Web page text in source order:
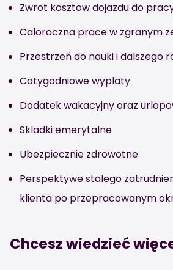
Zwrot kosztow dojazdu do
Caloroczna prace w zgranym
Przestrzeń do nauki i dalszego
Cotygodniowe wyplaty
Dodatek wakacyjny oraz
Skladki emerytalne
Ubezpiecznie zdrowotne
Perspektywe stalego
klienta po przepracowanym
Chcesz wiedzieć